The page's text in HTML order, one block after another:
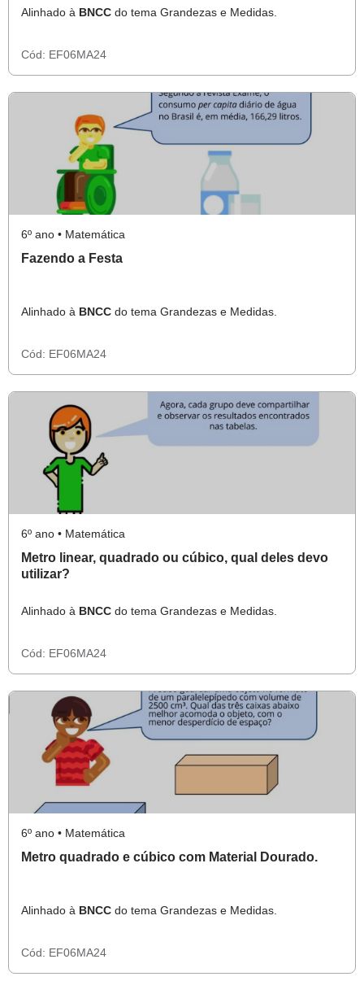
Alinhado à BNCC do tema Grandezas e Medidas.
Cód: EF06MA24
6º ano • Matemática
Fazendo a Festa
Alinhado à BNCC do tema Grandezas e Medidas.
Cód: EF06MA24
6º ano • Matemática
Metro linear, quadrado ou cúbico, qual deles devo
utilizar?
Alinhado à BNCC do tema Grandezas e Medidas.
Cód: EF06MA24
6º ano • Matemática
Metro quadrado e cúbico com Material Dourado.
Alinhado à BNCC do tema Grandezas e Medidas.
Cód: EF06MA24